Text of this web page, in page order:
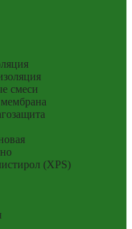
смеси
(XPS)